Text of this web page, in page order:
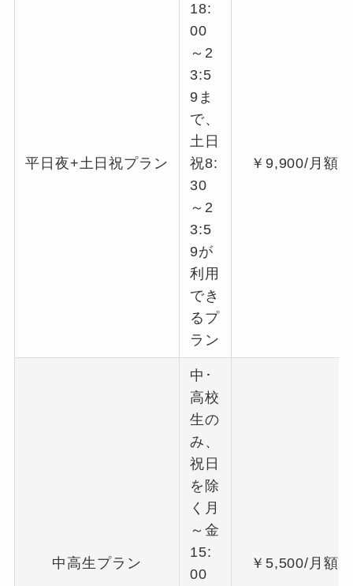
平日夜+土日祝プラン
18:
00
～2
3:5
9ま
で、
土日
祝8:
30
～2
3:5
9が
利用
でき
るプ
ラン
￥9,900/月額
中高生プラン
中･
高校
生の
み、
祝日
を除
く月
～金
15:
00
￥5,500/月額